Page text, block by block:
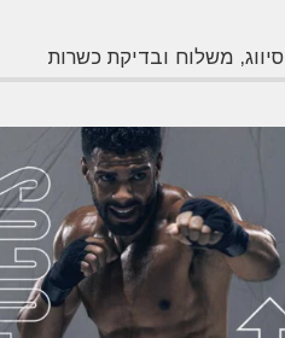
סיווג, משלוח ובדיקת כשרות